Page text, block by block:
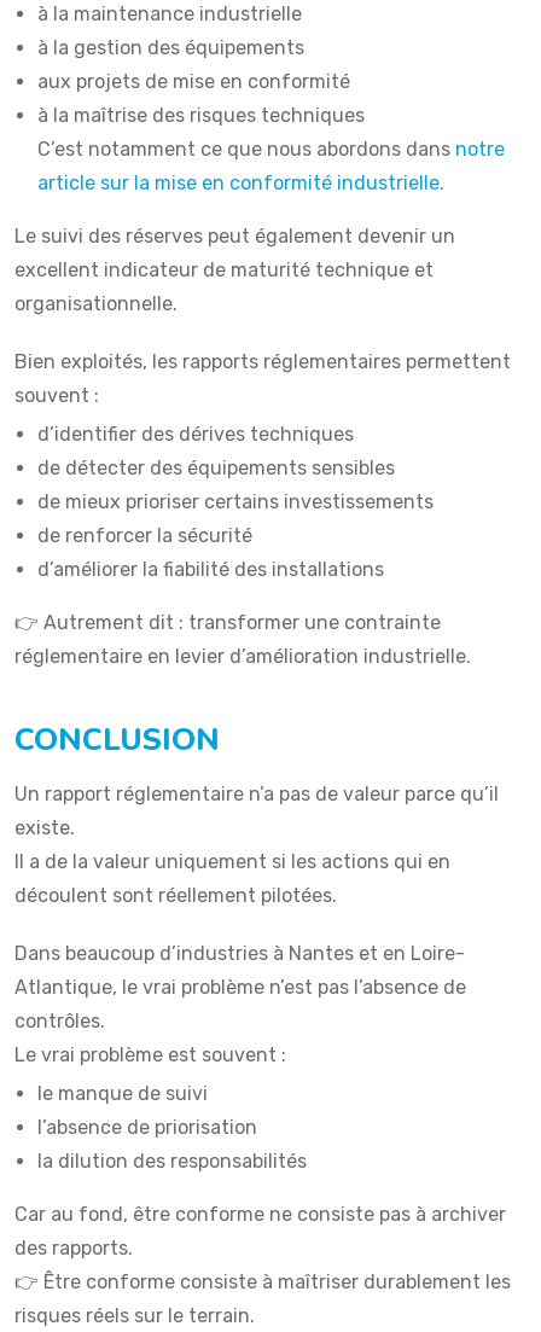
à la maintenance industrielle
à la gestion des équipements
aux projets de mise en conformité
à la maîtrise des risques techniques
C’est notamment ce que nous abordons dans notre
article sur la mise en conformité industrielle.
Le suivi des réserves peut également devenir un
excellent indicateur de maturité technique et
organisationnelle.
Bien exploités, les rapports réglementaires permettent
souvent :
d’identifier des dérives techniques
de détecter des équipements sensibles
de mieux prioriser certains investissements
de renforcer la sécurité
d’améliorer la fiabilité des installations
👉 Autrement dit : transformer une contrainte
réglementaire en levier d’amélioration industrielle.
CONCLUSION
Un rapport réglementaire n’a pas de valeur parce qu’il
existe.
Il a de la valeur uniquement si les actions qui en
découlent sont réellement pilotées.
Dans beaucoup d’industries à Nantes et en Loire-
Atlantique, le vrai problème n’est pas l’absence de
contrôles.
Le vrai problème est souvent :
le manque de suivi
l’absence de priorisation
la dilution des responsabilités
Car au fond, être conforme ne consiste pas à archiver
des rapports.
👉 Être conforme consiste à maîtriser durablement les
risques réels sur le terrain.